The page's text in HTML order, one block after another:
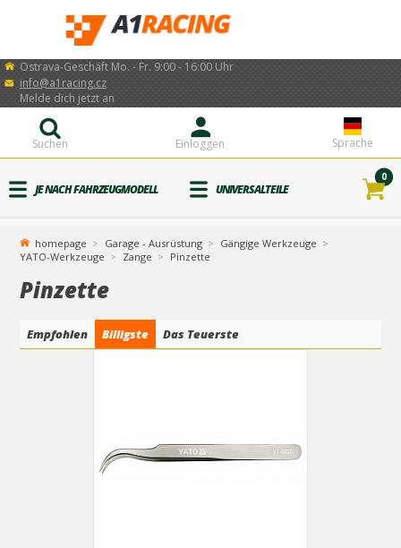
Ostrava-Geschäft Mo. - Fr. 9:00 - 16:00 Uhr
info@a1racing.cz
Sprache
Einloggen
Melde dich jetzt an
Suchen
JE NACH FAHRZEUGMODELL UNIVERSALTEILE
0
homepage Garage - Ausrüstung
Gängige Werkzeuge
YATO-Werkzeuge
Zange Pinzette
Pinzette
Empfohlen Billigste Das Teuerste